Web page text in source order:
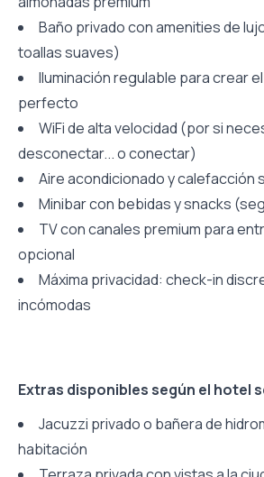
Baño privado con amenities de
toallas suaves)
Iluminación regulable para crear
perfecto
WiFi de alta velocidad (por si
desconectar... o conectar)
Aire acondicionado y calefacción
Minibar con bebidas y snacks
TV con canales premium para
opcional
Máxima privacidad: check-in
incómodas
Extras disponibles según el hotel
Jacuzzi privado o bañera de
habitación